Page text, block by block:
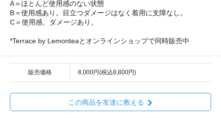
A＝ほとんど使用感のない状態
B＝使用感あり。目立つダメージはなく着用に支障なし。
C＝使用感、ダメージあり。
*Terrace by Lemonteaとオンラインショップで同時販売中
販売価格 8,000円(税込8,800円)
この商品を友達に教える